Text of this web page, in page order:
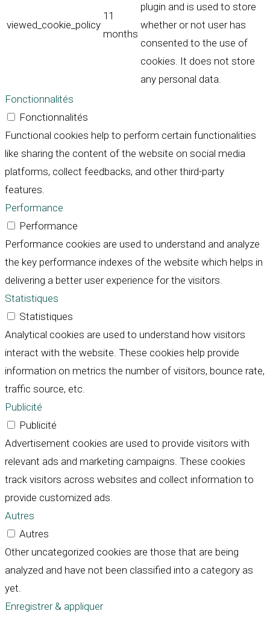
viewed_cookie_policy
11
months
plugin and is used to store
whether or not user has
consented to the use of
cookies. It does not store
any personal data.
Fonctionnalités
Fonctionnalités
Functional cookies help to perform certain functionalities
like sharing the content of the website on social media
platforms, collect feedbacks, and other third-party
features.
Performance
Performance
Performance cookies are used to understand and analyze
the key performance indexes of the website which helps in
delivering a better user experience for the visitors.
Statistiques
Statistiques
Analytical cookies are used to understand how visitors
interact with the website. These cookies help provide
information on metrics the number of visitors, bounce rate,
traffic source, etc.
Publicité
Publicité
Advertisement cookies are used to provide visitors with
relevant ads and marketing campaigns. These cookies
track visitors across websites and collect information to
provide customized ads.
Autres
Autres
Other uncategorized cookies are those that are being
analyzed and have not been classified into a category as
yet.
Enregistrer & appliquer